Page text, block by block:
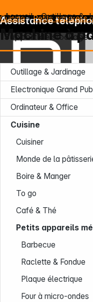
Accueil Outillage &
Support de stockage
Cuisine Petits appareils
Machine à
Outillage & Jardinage
Electronique Grand
Ordinateur & Office
Cuisine
Cuisiner
Monde de la
Boire & Manger
To go
Café & Thé
Petits appareils
Barbecue
Raclette & Fondue
Plaque électrique
Four à micro-ondes
Assistance
Lun – Jeu : 7h30 – 16h30
Ven : 7h30 – 13h30 (CET)
Tél. : +49 931 9708 -